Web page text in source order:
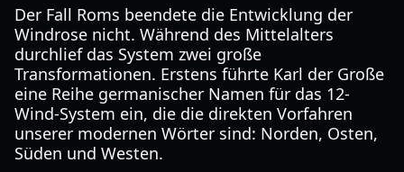
Der Fall Roms beendete die Entwicklung der
Windrose nicht. Während des Mittelalters
durchlief das System zwei große
Transformationen. Erstens führte Karl der Große
eine Reihe germanischer Namen für das 12-
Wind-System ein, die die direkten Vorfahren
unserer modernen Wörter sind: Norden, Osten,
Süden und Westen.